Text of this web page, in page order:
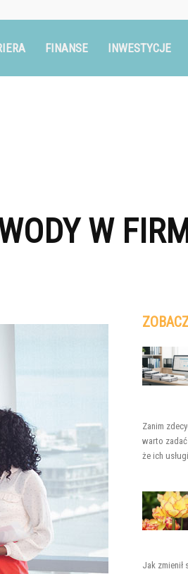
FINANSE INWESTYCJE
W
Zanim
warto
że ich
Jak zmienił